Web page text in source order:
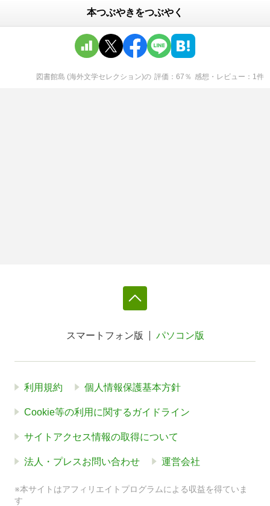
本つぶやきをつぶやく
図書館島 (海外文学セレクション)の 評価 67 ％ 感想・レビュー 1 件
スマートフォン版 パソコン版
利用規約 個人情報保護基本方針
Cookie等の利用に関するガイドライン
サイトアクセス情報の取得について
法人・プレスお問い合わせ 運営会社
※本サイトはアフィリエイトプログラムによる収益を得ていま
す